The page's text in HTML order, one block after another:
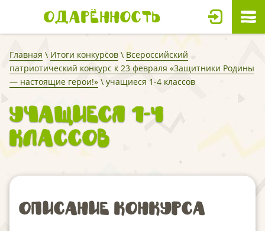
Одарённость
Главная \ Итоги конкурсов \ Всероссийский
патриотический конкурс к 23 февраля «Защитники Родины
— настоящие герои!» \ учащиеся 1-4 классов
учащиеся 1-4
классов
Описание конкурса